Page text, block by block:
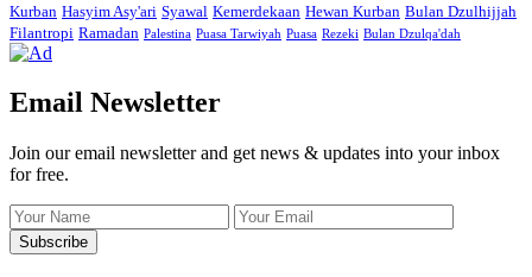
Kurban Hasyim Asy'ari Syawal Kemerdekaan Hewan Kurban Bulan Dzulhijjah
Filantropi Ramadan Palestina Puasa Tarwiyah Puasa Rezeki Bulan Dzulqa'dah
Email Newsletter
Join our email newsletter and get news & updates into your inbox
for free.